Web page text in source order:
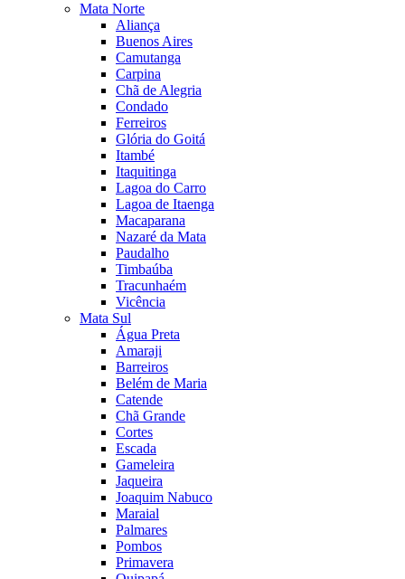
Mata Norte
Aliança
Buenos Aires
Camutanga
Carpina
Chã de Alegria
Condado
Ferreiros
Glória do Goitá
Itambé
Itaquitinga
Lagoa do Carro
Lagoa de Itaenga
Macaparana
Nazaré da Mata
Paudalho
Timbaúba
Tracunhaém
Vicência
Mata Sul
Água Preta
Amaraji
Barreiros
Belém de Maria
Catende
Chã Grande
Cortes
Escada
Gameleira
Jaqueira
Joaquim Nabuco
Maraial
Palmares
Pombos
Primavera